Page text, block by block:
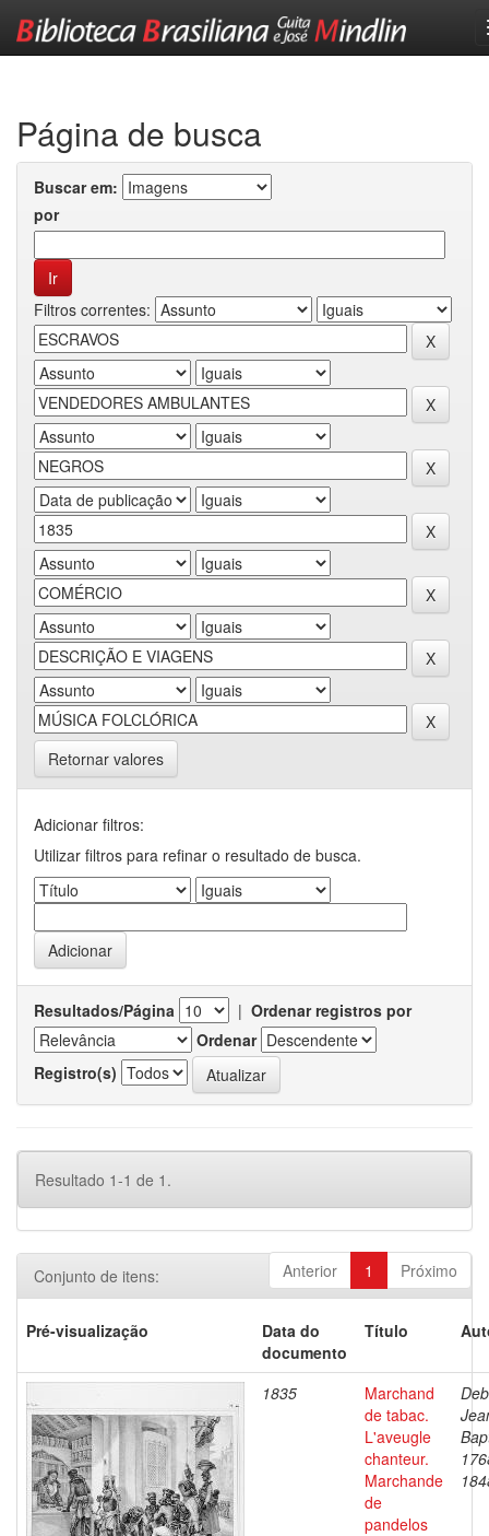
Página de busca
Buscar em:
por
Filtros correntes:
Retornar valores
Adicionar filtros:
Utilizar filtros para refinar o resultado de busca.
Resultados/Página | Ordenar registros por
Ordenar
Registro(s)
Resultado 1-1 de 1.
Anterior 1 Próximo
Conjunto de itens:
Pré-visualização
Data do
documento
Título
1835
Marchand
de tabac.
L'aveugle
chanteur.
Marchande
de
pandelos